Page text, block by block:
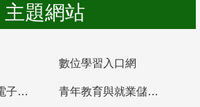
主題網站
數位學習入口網
教育部統計處電子書櫃 青年教育與就業儲蓄帳戶